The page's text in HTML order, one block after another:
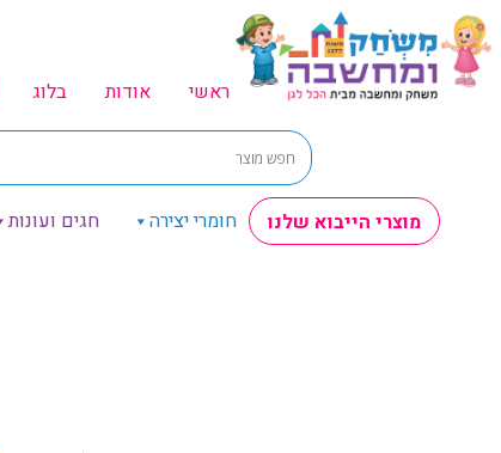
ראשי אודות בלוג
מוצרי הייבוא שלנו חומרי יצירה חגים ועונות